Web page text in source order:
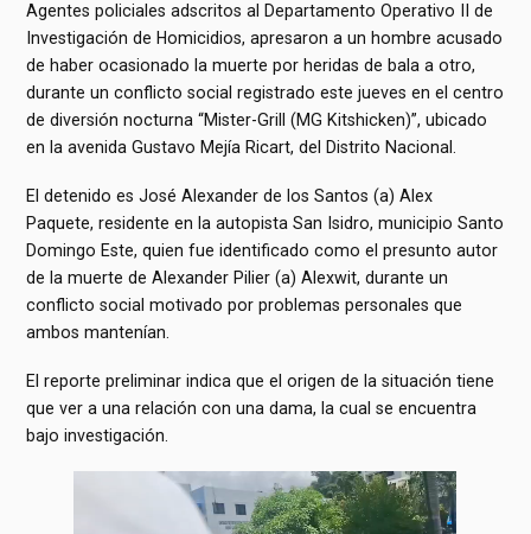
Agentes policiales adscritos al Departamento Operativo II de
Investigación de Homicidios, apresaron a un hombre acusado
de haber ocasionado la muerte por heridas de bala a otro,
durante un conflicto social registrado este jueves en el centro
de diversión nocturna “Mister-Grill (MG Kitshicken)”, ubicado
en la avenida Gustavo Mejía Ricart, del Distrito Nacional.
El detenido es José Alexander de los Santos (a) Alex
Paquete, residente en la autopista San Isidro, municipio Santo
Domingo Este, quien fue identificado como el presunto autor
de la muerte de Alexander Pilier (a) Alexwit, durante un
conflicto social motivado por problemas personales que
ambos mantenían.
El reporte preliminar indica que el origen de la situación tiene
que ver a una relación con una dama, la cual se encuentra
bajo investigación.